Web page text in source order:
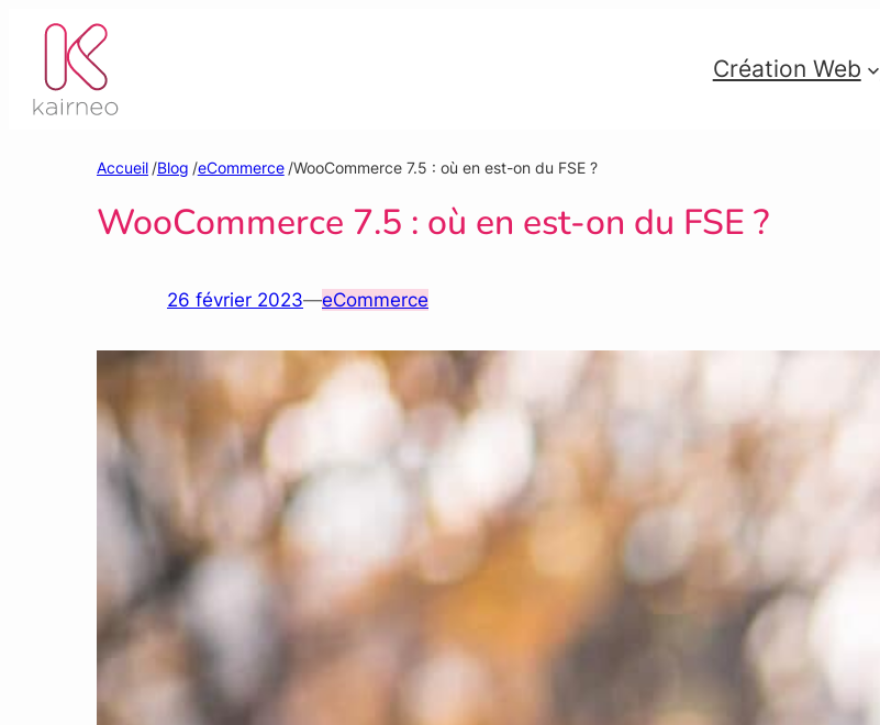
contenu
Création Web
Accueil /Blog /eCommerce /WooCommerce 7.5 : où en est-on du FSE ?
WooCommerce 7.5 : où en est-on du FSE ?
26 février 2023—eCommerce